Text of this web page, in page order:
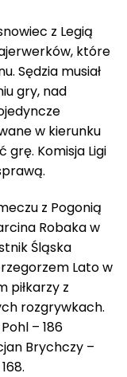
z Legią
które
Sędzia musiał
gry, nad
w kierunku
grę. Komisja Ligi
z Pogonią
Robaka w
Śląska
Lato w
piłkarzy z
rozgrywkach.
– 186
Brychczy –